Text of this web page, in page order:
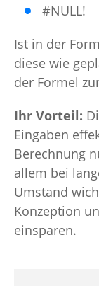
#NULL!
Ist in der
diese wie
der Formel
Ihr Vorteil:
Eingaben
Berechnung
allem bei
Umstand
Konzeption
einsparen.